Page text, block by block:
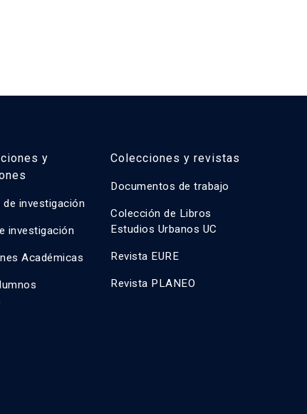
y
investigación
investigación
Académicas
Colecciones y revistas
Documentos de trabajo
Colección de Libros
Estudios Urbanos UC
Revista EURE
Revista PLANEO